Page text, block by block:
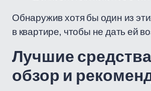
Обнаружив хотя бы один из
в квартире, чтобы не дать ей
Лучшие
обзор и